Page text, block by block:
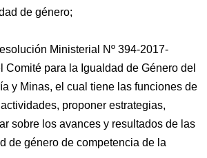
de género;
Ministerial Nº 394-2017-
Comité para la Igualdad de Género del
y Minas, el cual tiene las funciones de
proponer estrategias,
sobre los avances y resultados de las
de género de competencia de la